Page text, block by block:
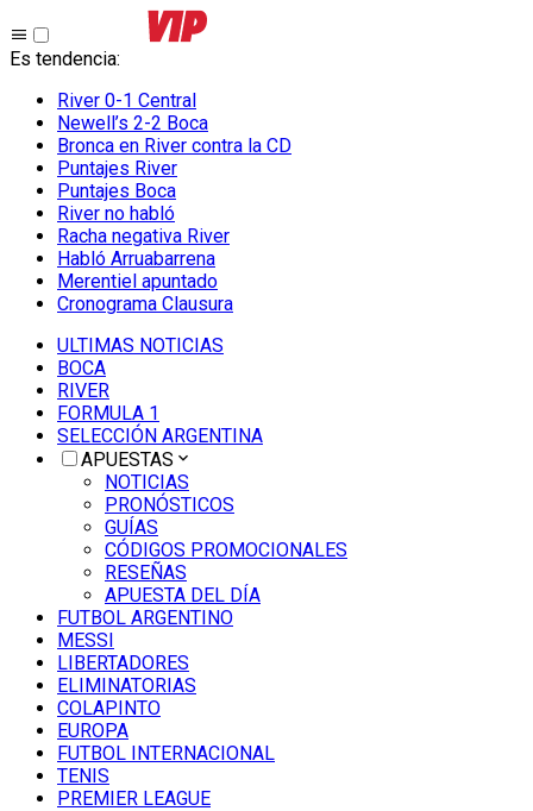
Es tendencia:
River 0-1 Central
Newell’s 2-2 Boca
Bronca en River contra la CD
Puntajes River
Puntajes Boca
River no habló
Racha negativa River
Habló Arruabarrena
Merentiel apuntado
Cronograma Clausura
ULTIMAS NOTICIAS
BOCA
RIVER
FORMULA 1
SELECCIÓN ARGENTINA
APUESTAS
NOTICIAS
PRONÓSTICOS
GUÍAS
CÓDIGOS PROMOCIONALES
RESEÑAS
APUESTA DEL DÍA
FUTBOL ARGENTINO
MESSI
LIBERTADORES
ELIMINATORIAS
COLAPINTO
EUROPA
FUTBOL INTERNACIONAL
TENIS
PREMIER LEAGUE